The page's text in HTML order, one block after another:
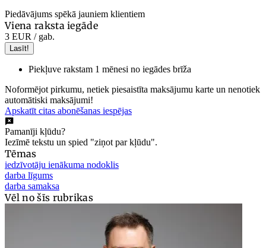
Piedāvājums spēkā jauniem klientiem
Viena raksta iegāde
3 EUR / gab.
Lasīt!
Piekļuve rakstam 1 mēnesi no iegādes brīža
Noformējot pirkumu, netiek piesaistīta maksājumu karte un nenotiek
automātiski maksājumi!
Apskatīt citas abonēšanas iespējas
Pamanīji kļūdu?
Iezīmē tekstu un spied "ziņot par kļūdu".
Tēmas
iedzīvotāju ienākuma nodoklis
darba līgums
darba samaksa
Vēl no šīs rubrikas